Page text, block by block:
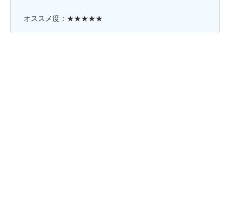
オススメ度：★★★★★